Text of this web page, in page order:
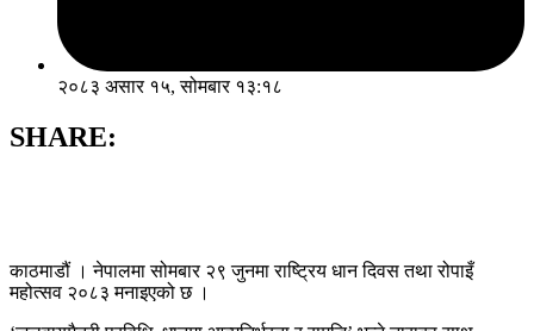
२०८३ असार १५, सोमबार १३:१८
SHARE:
काठमाडौं । नेपालमा सोमबार २९ जुनमा राष्ट्रिय धान दिवस तथा रोपाइँ
महोत्सव २०८३ मनाइएको छ ।